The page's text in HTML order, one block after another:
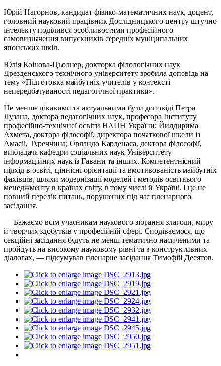
Юрій Нагорнов, кандидат фізико-математичних наук, доцент,
головний науковий працівник Дослідницького центру штучно
інтелекту поділився особливостями професійного
самовизначення випускників середніх муніципальних
японських шкіл.
Юлія Коінова-Цьолнер, докторка філологічних наук
Дрезденського технічного університету зробила доповідь на
тему «Підготовка майбутніх учителів у контексті
непередбачуваності педагогічної практики».
Не менше цікавими та актуальними були доповіді Петра
Лузана, доктора педагогічних наук, професора Інституту
професійно-технічної освіти НАПН України; Йилдирима
Ахмета, доктора філософії, директора початкової школи із
Амасіі, Туреччина; Орландо Карденаса, доктора філософії,
викладача кафедри соціальних наук Університету
інформаційних наук із Гавани та інших. Компетентнісний
підхід в освіті, ціннісні орієнтації та вмотивованість майбутніх
фахівців, шляхи модернізації моделей і методів освітнього
менеджменту в країнах світу, в тому числі й Україні. І це не
повний перелік питань, порушених під час пленарного
засідання.
— Бажаємо всім учасникам наукового зібрання злагоди, миру
й творчих здобутків у професійній сфері. Сподіваємося, що
секційні засідання будуть не менш тематично насиченими та
пройдуть на високому науковому рівні та в конструктивних
діалогах, — підсумував пленарне засідання Тимофій Десятов.